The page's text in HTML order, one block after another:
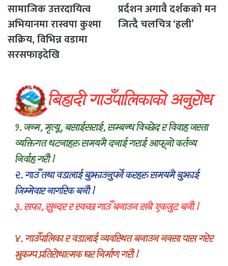
सामाजिक उत्तरदायित्व
अभियानमा रास्वपा कुश्मा
सक्रिय, विभिन्न वडामा
सरसफाइदेखि
प्रर्दशन अगावै दर्शकको मन
जित्दै चलचित्र ‘हली’